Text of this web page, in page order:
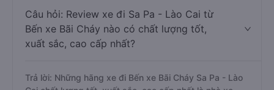
Câu hỏi: Review xe đi Sa Pa - Lào Cai từ
Bến xe Bãi Cháy nào có chất lượng tốt,
xuất sắc, cao cấp nhất?
Trả lời: Những hãng xe đi Bến xe Bãi Cháy Sa Pa - Lào